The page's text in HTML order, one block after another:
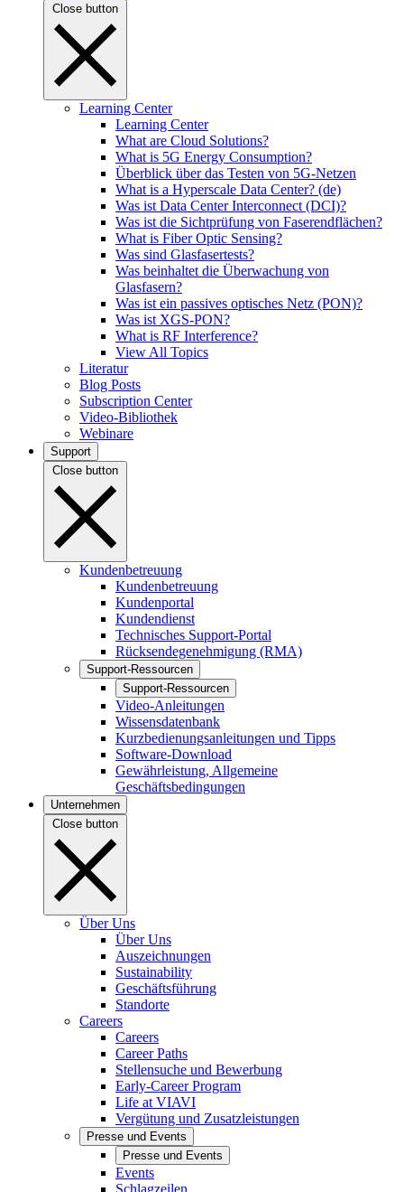
Close button
Learning Center
Learning Center
What are Cloud Solutions?
What is 5G Energy Consumption?
Überblick über das Testen von 5G-Netzen
What is a Hyperscale Data Center? (de)
Was ist Data Center Interconnect (DCI)?
Was ist die Sichtprüfung von Faserendflächen?
What is Fiber Optic Sensing?
Was sind Glasfasertests?
Was beinhaltet die Überwachung von
Glasfasern?
Was ist ein passives optisches Netz (PON)?
Was ist XGS-PON?
What is RF Interference?
View All Topics
Literatur
Blog Posts
Subscription Center
Video-Bibliothek
Webinare
Support
Close button
Kundenbetreuung
Kundenbetreuung
Kundenportal
Kundendienst
Technisches Support-Portal
Rücksendegenehmigung (RMA)
Support-Ressourcen
Support-Ressourcen
Video-Anleitungen
Wissensdatenbank
Kurzbedienungsanleitungen und Tipps
Software-Download
Gewährleistung, Allgemeine
Geschäftsbedingungen
Unternehmen
Close button
Über Uns
Über Uns
Auszeichnungen
Sustainability
Geschäftsführung
Standorte
Careers
Careers
Career Paths
Stellensuche und Bewerbung
Early-Career Program
Life at VIAVI
Vergütung und Zusatzleistungen
Presse und Events
Presse und Events
Events